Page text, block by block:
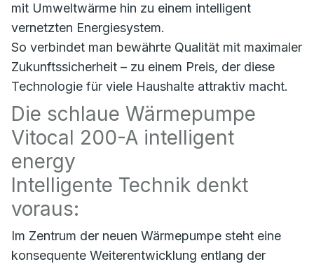
mit Umweltwärme hin zu einem intelligent
vernetzten Energiesystem.
So verbindet man bewährte Qualität mit maximaler
Zukunftssicherheit – zu einem Preis, der diese
Technologie für viele Haushalte attraktiv macht.
Die schlaue Wärmepumpe
Vitocal 200-A intelligent
energy
Intelligente Technik denkt
voraus:
Im Zentrum der neuen Wärmepumpe steht eine
konsequente Weiterentwicklung entlang der